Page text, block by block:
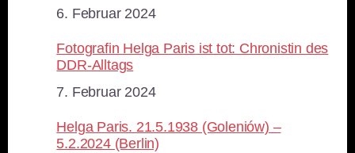
Datum
6. Februar 2024
Fotografin Helga Paris ist tot: Chronistin des
DDR-Alltags
Datum
7. Februar 2024
Helga Paris. 21.5.1938 (Goleniów) –
5.2.2024 (Berlin)